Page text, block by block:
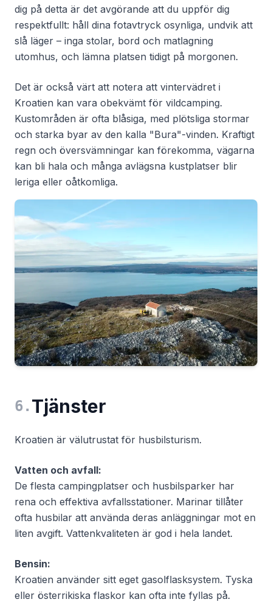
dig på detta är det avgörande att du uppför dig
respektfullt: håll dina fotavtryck osynliga, undvik att
slå läger – inga stolar, bord och matlagning
utomhus, och lämna platsen tidigt på morgonen.
Det är också värt att notera att vintervädret i
Kroatien kan vara obekvämt för vildcamping.
Kustområden är ofta blåsiga, med plötsliga stormar
och starka byar av den kalla "Bura"-vinden. Kraftigt
regn och översvämningar kan förekomma, vägarna
kan bli hala och många avlägsna kustplatser blir
leriga eller oåtkomliga.
6 . Tjänster
Kroatien är välutrustat för husbilsturism.
Vatten och avfall:
De flesta campingplatser och husbilsparker har
rena och effektiva avfallsstationer. Marinar tillåter
ofta husbilar att använda deras anläggningar mot en
liten avgift. Vattenkvaliteten är god i hela landet.
Bensin:
Kroatien använder sitt eget gasolflasksystem. Tyska
eller österrikiska flaskor kan ofta inte fyllas på.